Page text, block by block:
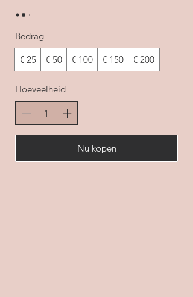
Bedrag
€ 25 € 50 € 100 € 150 € 200
Hoeveelheid
Nu kopen